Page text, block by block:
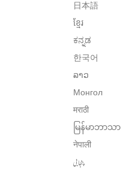
日本語
ខ្មែរ
ಕನ್ನಡ
한국어
ລາວ
Монгол
मराठी
မြန်မာဘာသာ
नेपाली
پنجابی